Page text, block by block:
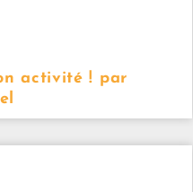
activité ! par